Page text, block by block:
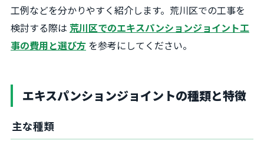
工例などを分かりやすく紹介します。荒川区での工事を
検討する際は 荒川区でのエキスパンションジョイント工
事の費用と選び方 を参考にしてください。
エキスパンションジョイントの種類と特徴
主な種類